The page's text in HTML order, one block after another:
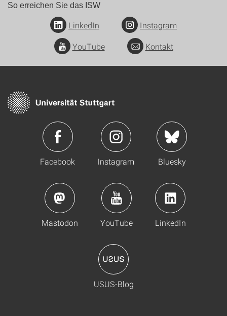
So erreichen Sie das ISW
LinkedIn
Instagram
YouTube
Kontakt
Facebook Instagram Bluesky
Mastodon YouTube LinkedIn
USUS-Blog